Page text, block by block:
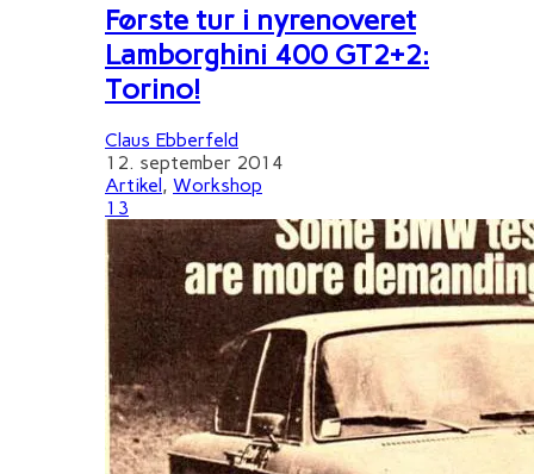
Første tur i nyrenoveret
Lamborghini 400 GT2+2:
Torino!
Claus Ebberfeld
12. september 2014
Artikel , Workshop
13